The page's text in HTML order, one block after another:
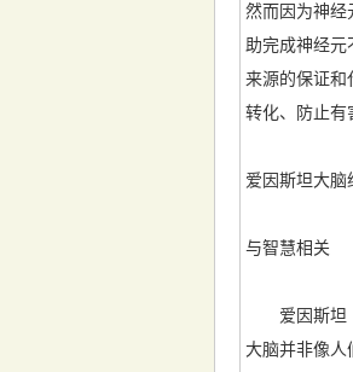
然而因为神经
助完成神经
来源的保证和
转化、防止有
爱因斯坦大脑
与智慧相关
爱因斯坦（
大脑并非像人